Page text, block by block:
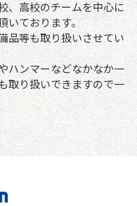
、高校のチームを中心に
いております。
品等も取り扱いさせてい
ハンマーなどなかなか一
取り扱いできますので一